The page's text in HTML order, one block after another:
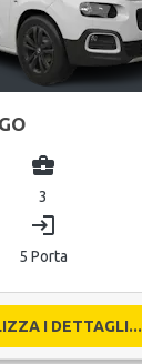
business_center
3
login
5 Porta
I DETTAGLI...